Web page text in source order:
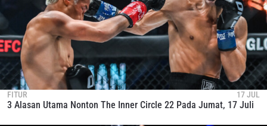
FITUR 17 JUL
3 Alasan Utama Nonton The Inner Circle 22 Pada Jumat, 17 Juli